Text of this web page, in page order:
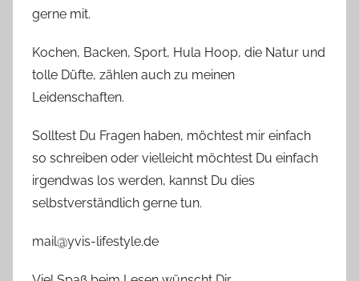
gerne mit.
Kochen, Backen, Sport, Hula Hoop, die Natur und
tolle Düfte, zählen auch zu meinen
Leidenschaften.
Solltest Du Fragen haben, möchtest mir einfach
so schreiben oder vielleicht möchtest Du einfach
irgendwas los werden, kannst Du dies
selbstverständlich gerne tun.
mail@yvis-lifestyle.de